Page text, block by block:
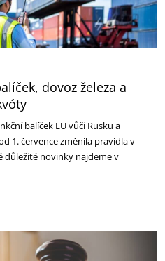
dovoz železa a
balíček EU vůči Rusku a
1. července změnila pravidla v
důležité novinky najdeme v